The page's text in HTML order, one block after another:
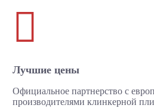

Лучшие цены
Официальное партнерство с
производителями клинкерной